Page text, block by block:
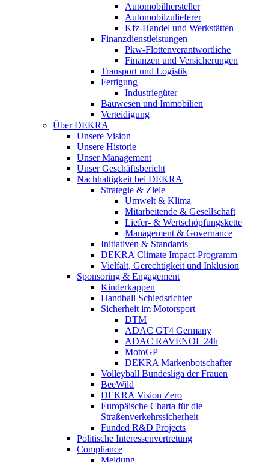
Automobilhersteller
Automobilzulieferer
Kfz-Handel und Werkstätten
Finanzdienstleistungen
Pkw‑Flottenverantwortliche
Finanzen und Versicherungen
Transport und Logistik
Fertigung
Industriegüter
Bauwesen und Immobilien
Verteidigung
Über DEKRA
Unsere Vision
Unsere Historie
Unser Management
Unser Geschäftsbericht
Nachhaltigkeit bei DEKRA
Strategie & Ziele
Umwelt & Klima
Mitarbeitende & Gesellschaft
Liefer- & Wertschöpfungskette
Management & Governance
Initiativen & Standards
DEKRA Climate Impact-Programm
Vielfalt, Gerechtigkeit und Inklusion​
Sponsoring & Engagement
Kinderkappen
Handball Schiedsrichter
Sicherheit im Motorsport
DTM
ADAC GT4 Germany
ADAC RAVENOL 24h
MotoGP
DEKRA Markenbotschafter
Volleyball Bundesliga der Frauen
BeeWild
DEKRA Vision Zero
Europäische Charta für die
Straßenverkehrssicherheit
Funded R&D Projects
Politische Interessenvertretung
Compliance
Meldung